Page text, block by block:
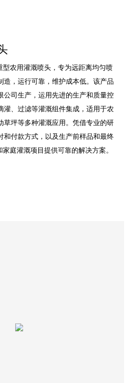
农用灌溉喷头，专为远距离均匀喷
造，运行可靠，维护成本低。该产品
公司生产，运用先进的生产和质量控
灌、过滤等灌溉组件集成，适用于农
草坪等多种灌溉应用。凭借专业的研
和付款方式，以及生产前样品和最终
庭灌溉项目提供可靠的解决方案。